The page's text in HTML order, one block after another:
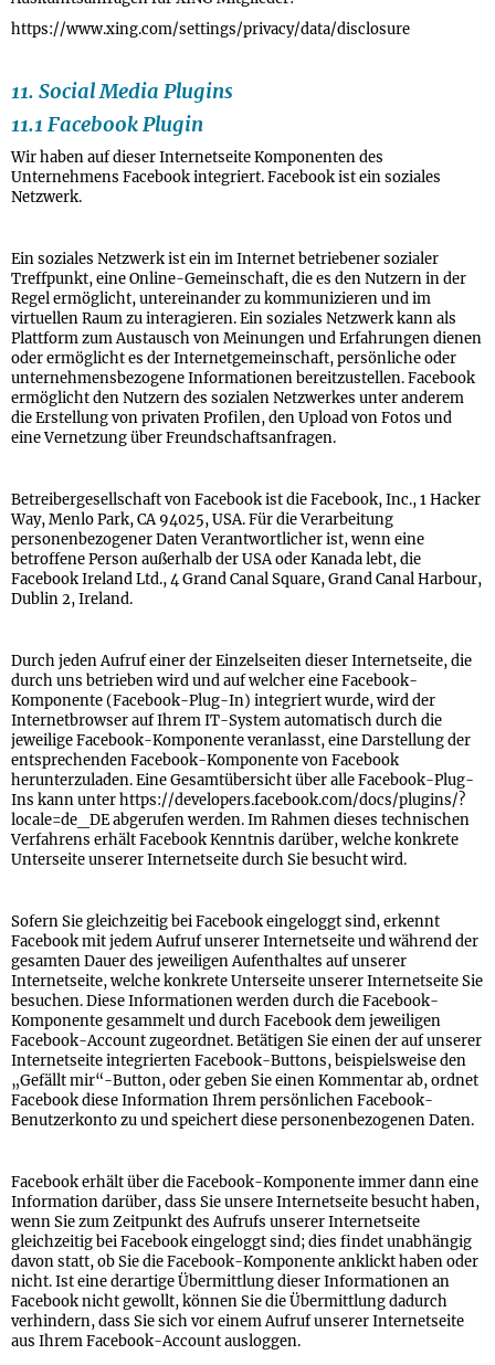
https://www.xing.com/settings/privacy/data/disclosure
11. Social Media Plugins
11.1 Facebook Plugin
Wir haben auf dieser Internetseite Komponenten des
Unternehmens Facebook integriert. Facebook ist ein soziales
Netzwerk.
Ein soziales Netzwerk ist ein im Internet betriebener sozialer
Treffpunkt, eine Online-Gemeinschaft, die es den Nutzern in der
Regel ermöglicht, untereinander zu kommunizieren und im
virtuellen Raum zu interagieren. Ein soziales Netzwerk kann als
Plattform zum Austausch von Meinungen und Erfahrungen dienen
oder ermöglicht es der Internetgemeinschaft, persönliche oder
unternehmensbezogene Informationen bereitzustellen. Facebook
ermöglicht den Nutzern des sozialen Netzwerkes unter anderem
die Erstellung von privaten Profilen, den Upload von Fotos und
eine Vernetzung über Freundschaftsanfragen.
Betreibergesellschaft von Facebook ist die Facebook, Inc., 1 Hacker
Way, Menlo Park, CA 94025, USA. Für die Verarbeitung
personenbezogener Daten Verantwortlicher ist, wenn eine
betroffene Person außerhalb der USA oder Kanada lebt, die
Facebook Ireland Ltd., 4 Grand Canal Square, Grand Canal Harbour,
Dublin 2, Ireland.
Durch jeden Aufruf einer der Einzelseiten dieser Internetseite, die
durch uns betrieben wird und auf welcher eine Facebook-
Komponente (Facebook-Plug-In) integriert wurde, wird der
Internetbrowser auf Ihrem IT-System automatisch durch die
jeweilige Facebook-Komponente veranlasst, eine Darstellung der
entsprechenden Facebook-Komponente von Facebook
herunterzuladen. Eine Gesamtübersicht über alle Facebook-Plug-
Ins kann unter https://developers.facebook.com/docs/plugins/?
locale=de_DE abgerufen werden. Im Rahmen dieses technischen
Verfahrens erhält Facebook Kenntnis darüber, welche konkrete
Unterseite unserer Internetseite durch Sie besucht wird.
Sofern Sie gleichzeitig bei Facebook eingeloggt sind, erkennt
Facebook mit jedem Aufruf unserer Internetseite und während der
gesamten Dauer des jeweiligen Aufenthaltes auf unserer
Internetseite, welche konkrete Unterseite unserer Internetseite Sie
besuchen. Diese Informationen werden durch die Facebook-
Komponente gesammelt und durch Facebook dem jeweiligen
Facebook-Account zugeordnet. Betätigen Sie einen der auf unserer
Internetseite integrierten Facebook-Buttons, beispielsweise den
„Gefällt mir“-Button, oder geben Sie einen Kommentar ab, ordnet
Facebook diese Information Ihrem persönlichen Facebook-
Benutzerkonto zu und speichert diese personenbezogenen Daten.
Facebook erhält über die Facebook-Komponente immer dann eine
Information darüber, dass Sie unsere Internetseite besucht haben,
wenn Sie zum Zeitpunkt des Aufrufs unserer Internetseite
gleichzeitig bei Facebook eingeloggt sind; dies findet unabhängig
davon statt, ob Sie die Facebook-Komponente anklickt haben oder
nicht. Ist eine derartige Übermittlung dieser Informationen an
Facebook nicht gewollt, können Sie die Übermittlung dadurch
verhindern, dass Sie sich vor einem Aufruf unserer Internetseite
aus Ihrem Facebook-Account ausloggen.